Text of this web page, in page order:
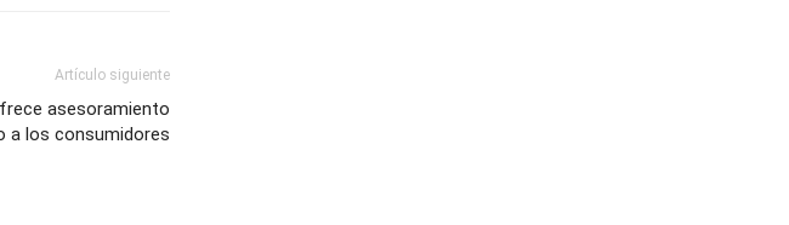
Artículo siguiente
asesoramiento
a los consumidores